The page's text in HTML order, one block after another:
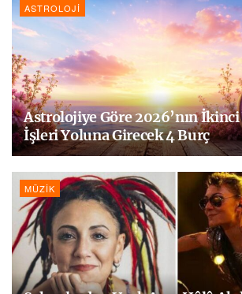
ASTROLOJI
Astrolojiye Göre 2026’nın İkinci
İşleri Yoluna Girecek 4 Burç
MÜZIK